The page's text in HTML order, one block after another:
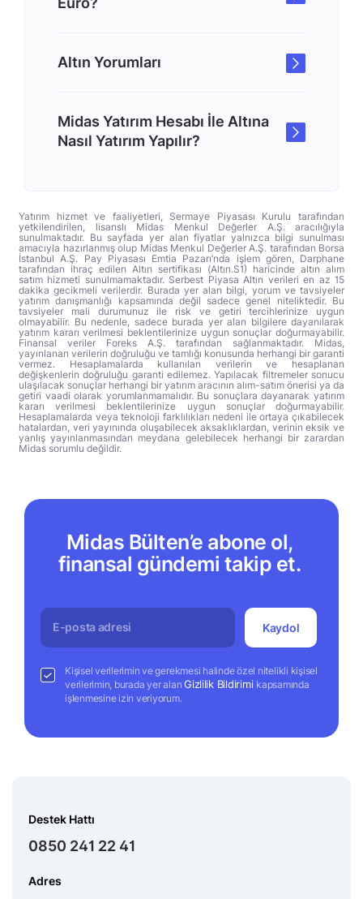
Altın Yorumları
Midas Yatırım Hesabı İle Altına
Nasıl Yatırım Yapılır?
Yatırım hizmet ve faaliyetleri, Sermaye Piyasası Kurulu tarafından
yetkilendirilen, lisanslı Midas Menkul Değerler A.Ş. aracılığıyla
sunulmaktadır. Bu sayfada yer alan fiyatlar yalnızca bilgi sunulması
amacıyla hazırlanmış olup Midas Menkul Değerler A.Ş. tarafından Borsa
İstanbul A.Ş. Pay Piyasası Emtia Pazarı’nda işlem gören, Darphane
tarafından ihraç edilen Altın sertifikası (Altın.S1) haricinde altın alım
satım hizmeti sunulmamaktadır. Serbest Piyasa Altın verileri en az 15
dakika gecikmeli verilerdir. Burada yer alan bilgi, yorum ve tavsiyeler
yatırım danışmanlığı kapsamında değil sadece genel niteliktedir. Bu
tavsiyeler mali durumunuz ile risk ve getiri tercihlerinize uygun
olmayabilir. Bu nedenle, sadece burada yer alan bilgilere dayanılarak
yatırım kararı verilmesi beklentilerinize uygun sonuçlar doğurmayabilir.
Finansal veriler Foreks A.Ş. tarafından sağlanmaktadır. Midas,
yayınlanan verilerin doğruluğu ve tamlığı konusunda herhangi bir garanti
vermez. Hesaplamalarda kullanılan verilerin ve hesaplanan
değişkenlerin doğruluğu garanti edilemez. Yapılacak filtremeler sonucu
ulaşılacak sonuçlar herhangi bir yatırım aracının alım-satım önerisi ya da
getiri vaadi olarak yorumlanmamalıdır. Bu sonuçlara dayanarak yatırım
kararı verilmesi beklentilerinize uygun sonuçlar doğurmayabilir.
Hesaplamalarda veya teknoloji farklılıkları nedeni ile ortaya çıkabilecek
hatalardan, veri yayınında oluşabilecek aksaklıklardan, verinin eksik ve
yanlış yayınlanmasından meydana gelebilecek herhangi bir zarardan
Midas sorumlu değildir.
Midas Bülten’e abone ol,
finansal gündemi takip et.
Kaydol
Kişisel verilerimin ve gerekmesi halinde özel nitelikli kişisel
verilerimin, burada yer alanGizlilik Bildirimi kapsamında
işlenmesine izin veriyorum.
Destek Hattı
0850 241 22 41
Adres